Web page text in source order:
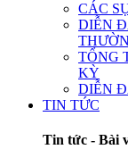
CÁC
DIỄN
TỔNG
KỲ
DIỄN
TIN TỨC
Tin tức - Bài